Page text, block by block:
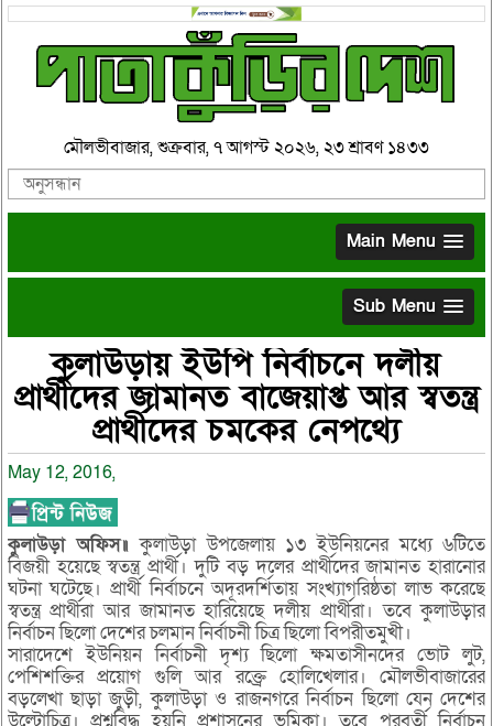
মৌলভীবাজার, শুক্রবার, ৭ আগস্ট ২০২৬, ২৩ শ্রাবণ ১৪৩৩
Main Menu
Sub Menu
কুলাউড়ায় ইউপি নির্বাচনে দলীয়
প্রার্থীদের জামানত বাজেয়াপ্ত আর স্বতন্ত্র
প্রার্থীদের চমকের নেপথ্যে
May 12, 2016,
কুলাউড়া অফিস॥ কুলাউড়া উপজেলায় ১৩ ইউনিয়নের মধ্যে ৬টিতে
বিজয়ী হয়েছে স্বতন্ত্র প্রার্থী। দুটি বড় দলের প্রার্থীদের জামানত হারানোর
ঘটনা ঘটেছে। প্রার্থী নির্বাচনে অদূরদর্শিতায় সংখ্যাগরিষ্ঠতা লাভ করেছে
স্বতন্ত্র প্রার্থীরা আর জামানত হারিয়েছে দলীয় প্রার্থীরা। তবে কুলাউড়ার
নির্বাচন ছিলো দেশের চলমান নির্বাচনী চিত্র ছিলো বিপরীতমুখী।
সারাদেশে ইউনিয়ন নির্বাচনী দৃশ্য ছিলো ক্ষমতাসীনদের ভোট লুট,
পেশিশক্তির প্রয়োগ গুলি আর রক্ত্রে হোলিখেলার। মৌলভীবাজারের
বড়লেখা ছাড়া জুড়ী, কুলাউড়া ও রাজনগরে নির্বাচন ছিলো যেন দেশের
উল্টোচিত্র। প্রশ্নবিদ্ধ হয়নি প্রশাসনের ভূমিকা। তবে পরবর্তী নির্বাচন